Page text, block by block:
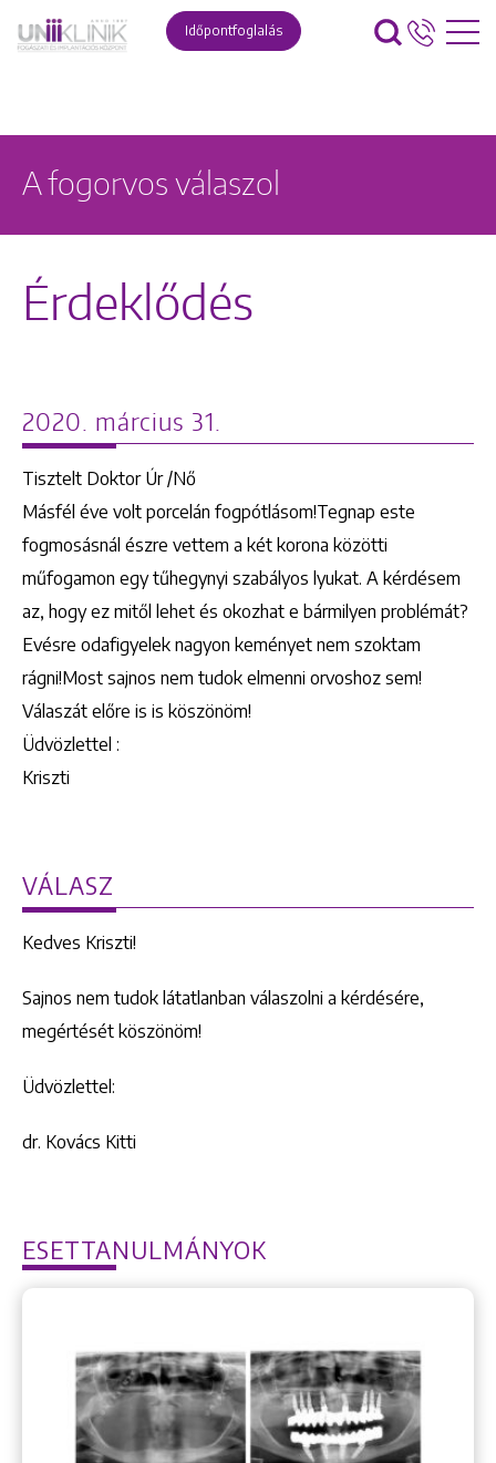
Időpontfoglalás
A fogorvos válaszol
Érdeklődés
2020. március 31.
Tisztelt Doktor Úr /Nő
Másfél éve volt porcelán fogpótlásom!Tegnap este
fogmosásnál észre vettem a két korona közötti
műfogamon egy tűhegynyi szabályos lyukat. A kérdésem
az, hogy ez mitől lehet és okozhat e bármilyen problémát?
Evésre odafigyelek nagyon keményet nem szoktam
rágni!Most sajnos nem tudok elmenni orvoshoz sem!
Válaszát előre is is köszönöm!
Üdvözlettel :
Kriszti
VÁLASZ
Kedves Kriszti!
Sajnos nem tudok látatlanban válaszolni a kérdésére,
megértését köszönöm!
Üdvözlettel:
dr. Kovács Kitti
ESETTANULMÁNYOK